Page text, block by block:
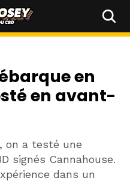
en
en avant-
on a testé une
signés Cannahouse.
dans un